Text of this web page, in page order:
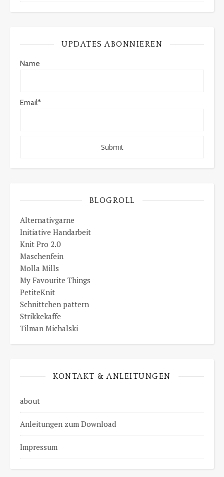
UPDATES ABONNIEREN
Name
Email*
BLOGROLL
Alternativgarne
Initiative Handarbeit
Knit Pro 2.0
Maschenfein
Molla Mills
My Favourite Things
PetiteKnit
Schnittchen pattern
Strikkekaffe
Tilman Michalski
KONTAKT & ANLEITUNGEN
about
Anleitungen zum Download
Impressum